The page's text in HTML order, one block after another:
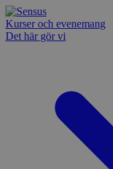
Kurser och evenemang
Det här gör vi